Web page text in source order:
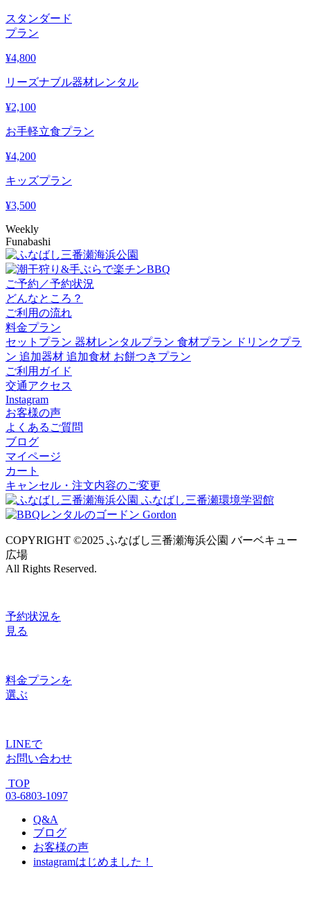
スタンダード
プラン
¥4,800
リーズナブル器材レンタル
¥2,100
お手軽立食プラン
¥4,200
キッズプラン
¥3,500
Weekly
Funabashi
ご予約／予約状況
どんなところ？
ご利用の流れ
料金プラン
セットプラン 器材レンタルプラン 食材プラン ドリンクプラ
ン 追加器材 追加食材 お餅つきプラン
ご利用ガイド
交通アクセス
Instagram
お客様の声
よくあるご質問
ブログ
マイページ
カート
キャンセル・注文内容のご変更
COPYRIGHT ©2025 ふなばし三番瀬海浜公園 バーベキュー
広場
All Rights Reserved.
予約状況を
見る
料金プランを
選ぶ
LINEで
お問い合わせ
TOP
03-6803-1097
Q&A
ブログ
お客様の声
instagramはじめました！